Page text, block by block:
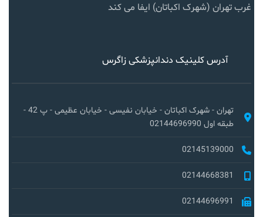
غرب تهران (شهرک اکباتان) ایفا می کند
آدرس کلینیک دندانپزشکی زاگرس
تهران - شهرک اکباتان - خیابان نفیسی - خیابان عظیمی - پ 42 -
طبقه اول 02144696990
02145139000
02144668381
02144696991